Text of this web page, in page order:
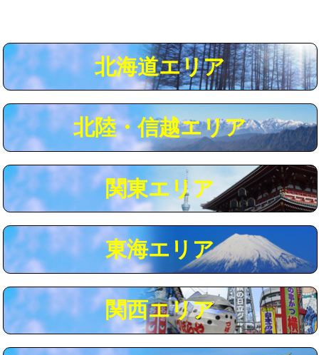
給水管工事※（ライニング鋼管・銅
管・ポリ管・HT管使用/3ｍまで)
44,000円
給水管工事※（ライニング鋼管・銅
+8,800円
マス交換（土の掘削・埋め戻し作業） 11,000円~
マス交換（深さ50㎝以上） 66,000円
コンクリート斫り（厚さ10㎝まで） 27,500円
コンクリート斫り（厚さ10㎝超え） 38,500円
モルタル補修（厚さ10㎝まで） 27,500円
モルタル補修（厚さ10㎝超え） 38,500円
追加人工 16,500円
北海道エリア
北陸・信越エリア
関東エリア
東海エリア
関西エリア